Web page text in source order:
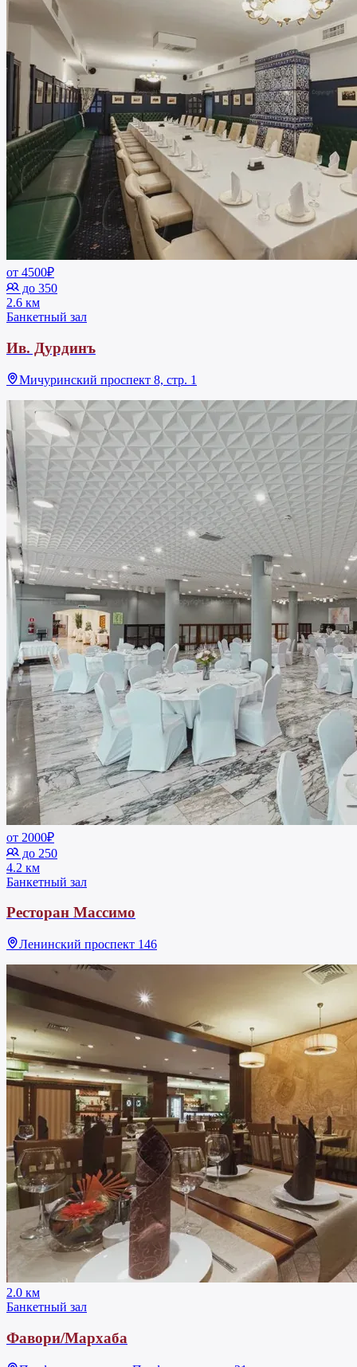
от 4500₽
до 350
2.6 км
Банкетный зал
Ив. Дурдинъ
Мичуринский проспект 8, стр. 1
от 2000₽
до 250
4.2 км
Банкетный зал
Ресторан Массимо
Ленинский проспект 146
2.0 км
Банкетный зал
Фавори/Мархаба